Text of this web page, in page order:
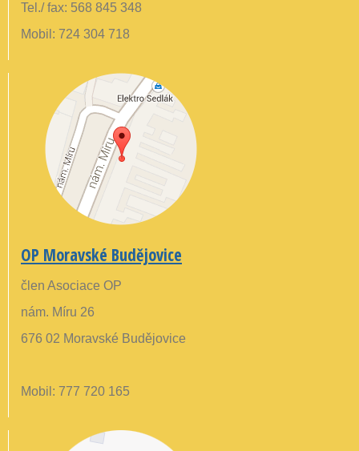
Tel./ fax: 568 845 348
Mobil: 724 304 718
OP Moravské Budějovice
člen Asociace OP
nám. Míru 26
676 02 Moravské Budějovice
Mobil: 777 720 165